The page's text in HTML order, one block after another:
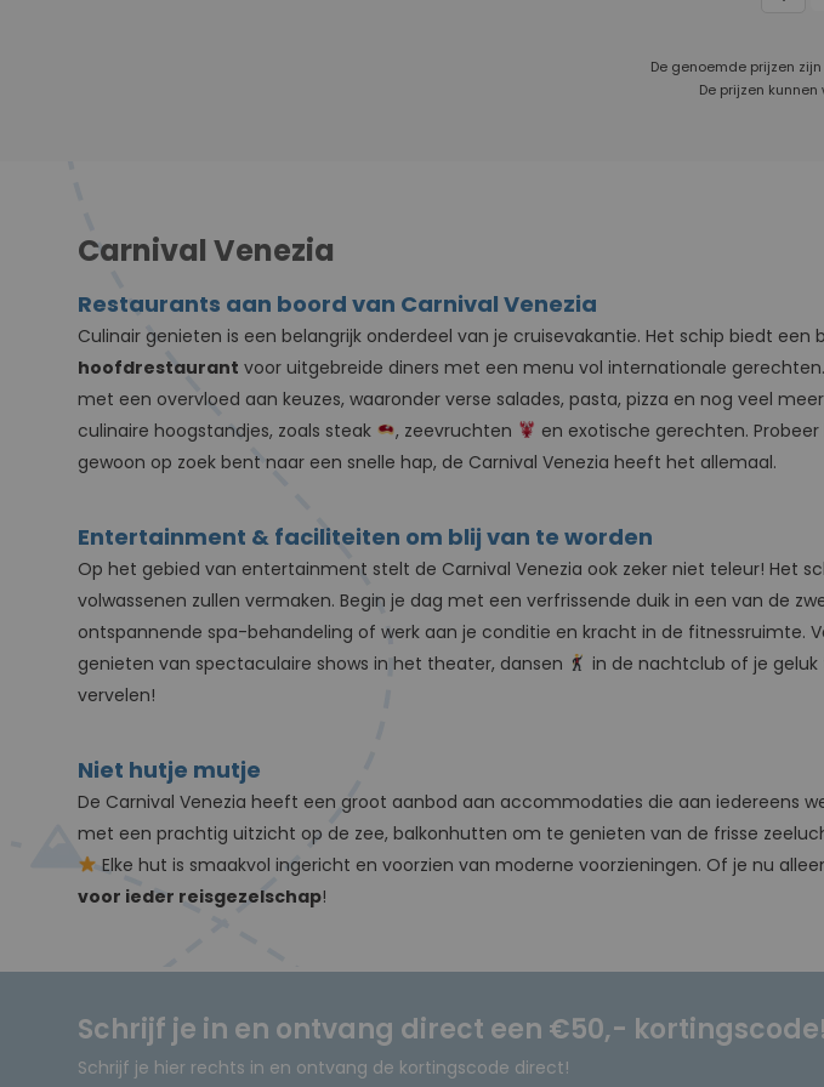
De genoemde prijzen
De prijzen
Carnival Venezia
Restaurants aan boord van Carnival Venezia
Culinair genieten is een belangrijk onderdeel van je cruisevakantie. Het schip biedt
hoofdrestaurant voor uitgebreide diners met een menu vol internationale
met een overvloed aan keuzes, waaronder verse salades, pasta, pizza en nog veel
culinaire hoogstandjes, zoals steak
, zeevruchten en exotische gerechten.
gewoon op zoek bent naar een snelle hap, de Carnival Venezia heeft het allemaal.
Entertainment & faciliteiten om blij van te worden
Op het gebied van entertainment stelt de Carnival Venezia ook zeker niet teleur! Het
volwassenen zullen vermaken. Begin je dag met een verfrissende duik in een van de
ontspannende spa-behandeling of werk aan je conditie en kracht in de fitnessruimte.
genieten van spectaculaire shows in het theater, dansen
in de nachtclub of je
vervelen!
Niet hutje mutje
De Carnival Venezia heeft een groot aanbod aan accommodaties die aan iedereens
met een prachtig uitzicht op de zee, balkonhutten om te genieten van de frisse
Elke hut is smaakvol ingericht en voorzien van moderne voorzieningen. Of je nu
voor ieder reisgezelschap!
Schrijf je in en ontvang direct een €50,-
Schrijf je hier rechts in en ontvang de kortingscode direct!